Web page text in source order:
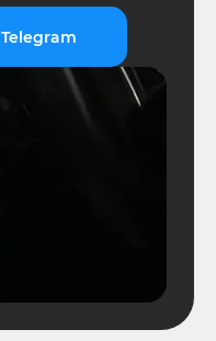
Telegram